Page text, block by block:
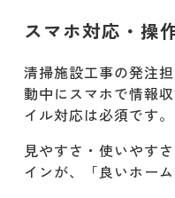
スマホ対応・操
清掃施設工事の発注
動中にスマホで情報
イル対応は必須です。
見やすさ・使いやす
インが、「良いホー